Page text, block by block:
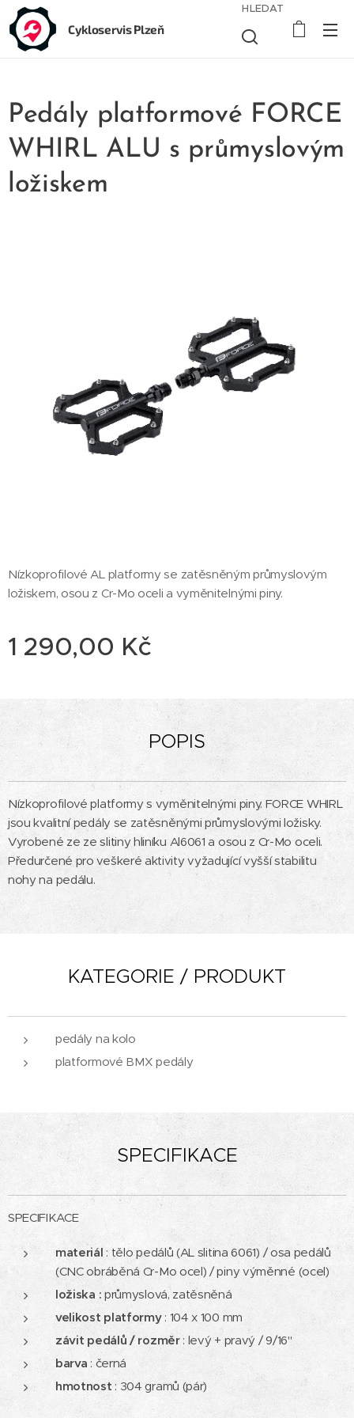
Cykloservis Plzeň
HLEDAT
Pedály platformové FORCE
WHIRL ALU s průmyslovým
ložiskem
Nízkoprofilové AL platformy se zatěsněným průmyslovým
ložiskem, osou z Cr-Mo oceli a vyměnitelnými piny.
1 290,00 Kč
POPIS
Nízkoprofilové platformy s vyměnitelnými piny. FORCE WHIRL
jsou kvalitní pedály se zatěsněnými průmyslovými ložisky.
Vyrobené ze ze slitiny hliníku Al6061 a osou z Cr-Mo oceli.
Předurčené pro veškeré aktivity vyžadující vyšší stabilitu
nohy na pedálu.
KATEGORIE / PRODUKT
pedály na kolo
platformové BMX pedály
SPECIFIKACE
SPECIFIKACE
materiál : tělo pedálů (AL slitina 6061) / osa pedálů
(CNC obráběná Cr-Mo ocel) / piny výměnné (ocel)
ložiska : průmyslová, zatěsněná
velikost platformy: 104 x 100 mm
závit pedálů / rozměr : levý + pravý / 9/16"
barva : černá
hmotnost: 304 gramů (pár)